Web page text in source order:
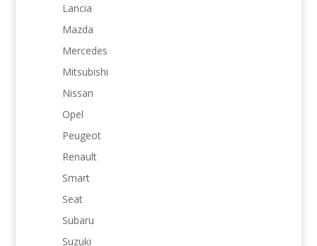
Lancia
Mazda
Mercedes
Mitsubishi
Nissan
Opel
Peugeot
Renault
Smart
Seat
Subaru
Suzuki